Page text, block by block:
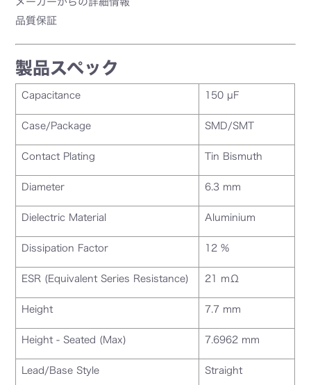
品質保証
製品スペック
Capacitance 150 µF
Case/Package SMD/SMT
Contact Plating Tin Bismuth
Diameter 6.3 mm
Dielectric Material Aluminium
Dissipation Factor 12 %
ESR (Equivalent Series Resistance) 21 mΩ
Height 7.7 mm
Height - Seated (Max) 7.6962 mm
Lead/Base Style Straight